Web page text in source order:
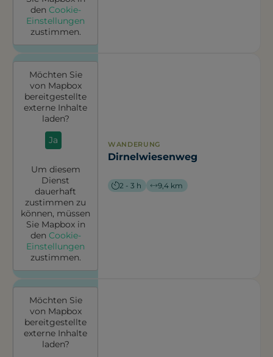
den Cookie-
Einstellungen
zustimmen.
Möchten Sie
von Mapbox
bereitgestellte
externe Inhalte
laden?
Ja
Um diesem
Dienst
dauerhaft
zustimmen zu
können, müssen
Sie Mapboxin
den Cookie-
Einstellungen
zustimmen.
WANDERUNG
Dirnelwiesenweg
2 - 3 h 9,4 km
Möchten Sie
von Mapbox
bereitgestellte
externe Inhalte
laden?